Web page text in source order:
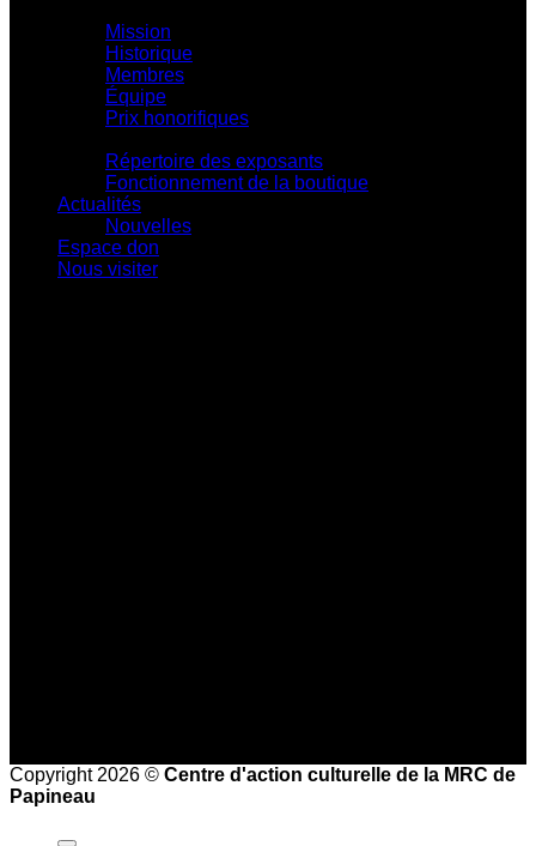
Mission
Historique
Membres
Équipe
Prix honorifiques
Répertoire des exposants
Fonctionnement de la boutique
Actualités
Nouvelles
Espace don
Nous visiter
Copyright 2026 © Centre d'action culturelle de la MRC de
Papineau